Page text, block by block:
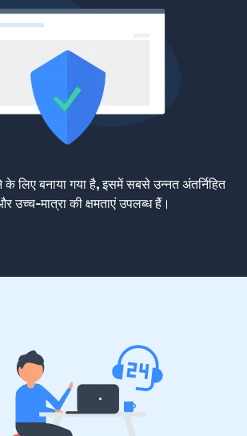
लिए बनाया गया है, इसमें सबसे उन्नत अंतर्निहित
उच्च-मात्रा की क्षमताएं उपलब्ध हैं।